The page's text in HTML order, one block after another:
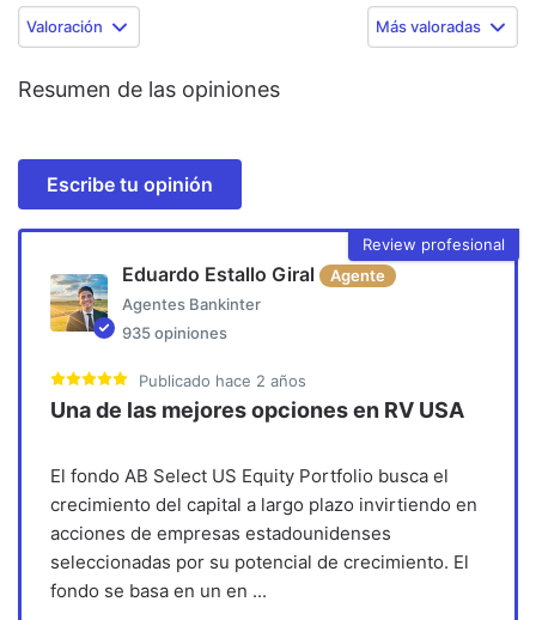
Valoración Más valoradas
Resumen de las opiniones
Escribe tu opinión
Review profesional
Eduardo Estallo Giral
Agente
Agentes Bankinter
935 opiniones
Publicado hace 2 años
Una de las mejores opciones en RV USA
El fondo AB Select US Equity Portfolio busca el
crecimiento del capital a largo plazo invirtiendo en
acciones de empresas estadounidenses
seleccionadas por su potencial de crecimiento. El
fondo se basa en un en ...